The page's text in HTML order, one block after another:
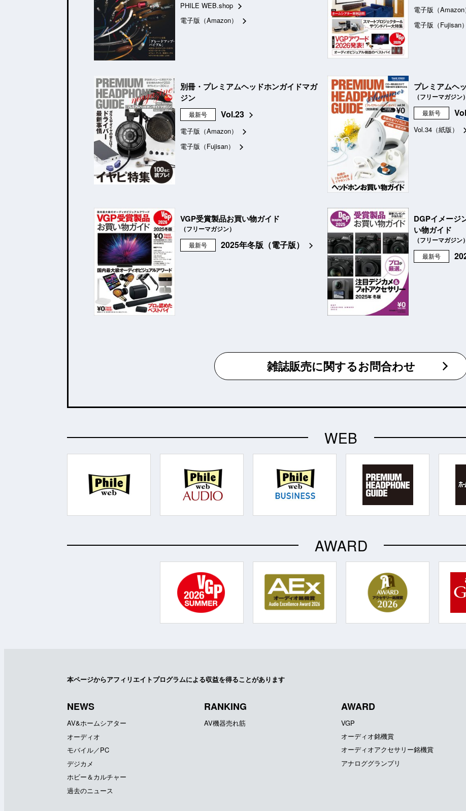
PHILE WEB.shop
電子版（Amazon）
電子版（Amazon
電子版（Fujisan）
別冊・プレミアムヘッドホンガイドマガ
ジン
最新号 Vol.23
電子版（Amazon）
電子版（Fujisan）
プレミアムヘ
（フリーマガジン）
最新号
Vol.34（紙版）
VGP受賞製品お買い物ガイド
（フリーマガジン）
最新号 2025年冬版（電子版）
DGPイメージ
い物ガイド
（フリーマガジン）
最新号
雑誌販売に関するお問合わせ
WEB
AWARD
本ページからアフィリエイトプログラムによる収益を得ることがあります
NEWS
AV&ホームシアター
オーディオ
モバイル／PC
デジカメ
ホビー＆カルチャー
過去のニュース
RANKING
AV機器売れ筋
AWARD
VGP
オーディオ銘機賞
オーディオアクセサリー銘機賞
アナロググランプリ